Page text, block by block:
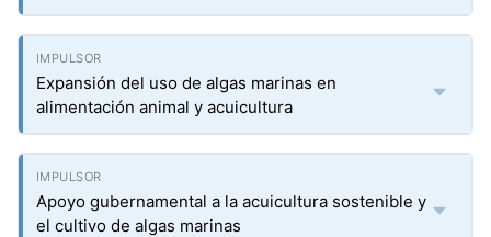
Expansión del uso de algas marinas en
alimentación animal y acuicultura
Apoyo gubernamental a la acuicultura sostenible y
el cultivo de algas marinas